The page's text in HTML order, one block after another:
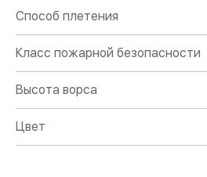
Способ плетения
Класс пожарной безопасности
Высота ворса
Цвет